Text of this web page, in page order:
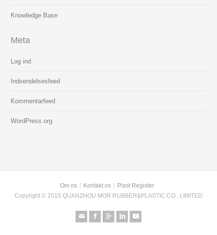
Knowledge Base
Meta
Log ind
Indsendelsesfeed
Kommentarfeed
WordPress.org
Om os Kontakt os
Plast Register
Copyright © 2015 QUANZHOU MOR RUBBER&PLASTIC CO., LIMITED